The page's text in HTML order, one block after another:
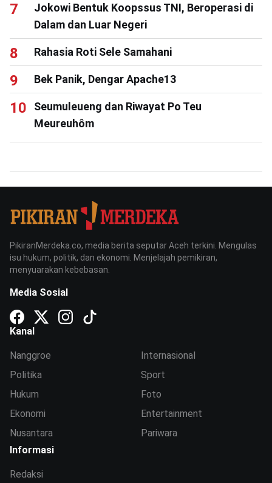
Jokowi Bentuk Koopssus TNI, Beroperasi di
Dalam dan Luar Negeri
Rahasia Roti Sele Samahani
Bek Panik, Dengar Apache13
Seumuleueng dan Riwayat Po Teu
Meureuhôm
PikiranMerdeka.co, media berita seputar Aceh terkini. Mengulas
isu hukum, politik, dan ekonomi. Menjelajah pemikiran,
menyuarakan kebebasan.
Media Sosial
Kanal
Nanggroe
Politika
Hukum
Ekonomi
Nusantara
Internasional
Sport
Foto
Entertainment
Pariwara
Informasi
Redaksi